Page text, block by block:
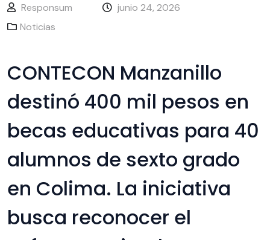
Responsum
junio 24, 2026
Noticias
CONTECON Manzanillo
destinó 400 mil pesos en
becas educativas para 40
alumnos de sexto grado
en Colima. La iniciativa
busca reconocer el